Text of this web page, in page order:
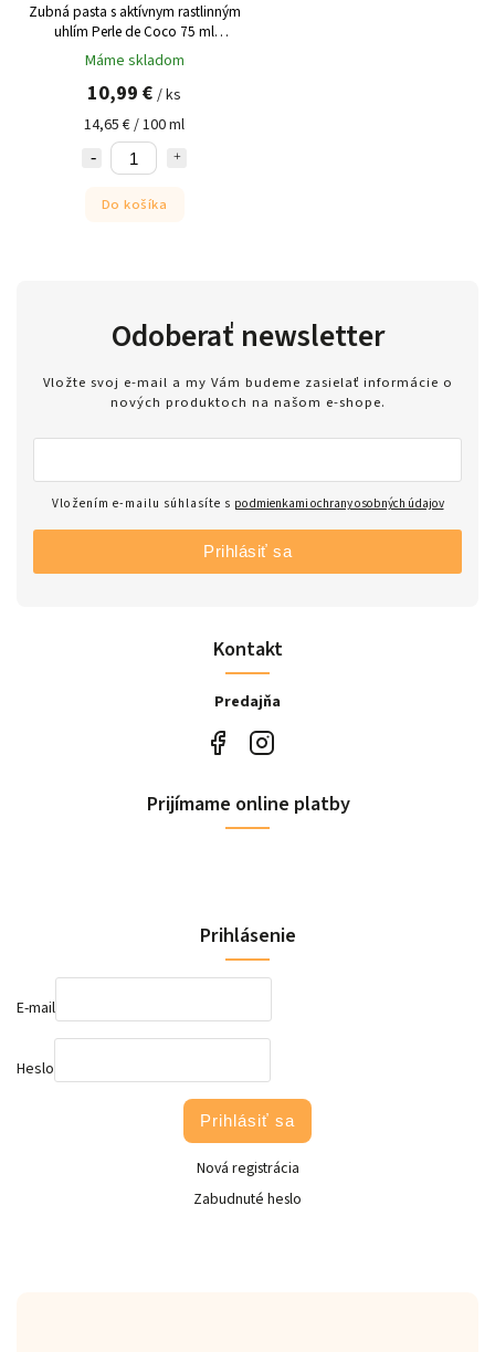
Zubná pasta s aktívnym rastlinným
uhlím Perle de Coco 75 ml
COMPTOIRS&COMPAGNIES
Máme skladom
10,99 € / ks
14,65 € / 100 ml
Do košíka
Kontakt
Predajňa
Odoberať newsletter
Vložte svoj e-mail a my Vám budeme zasielať informácie o
nových produktoch na našom e-shope.
Vložením e-mailu súhlasíte s podmienkami ochrany osobných údajov
Prihlásiť sa
Prijímame online platby
Prihlásenie
E-mail
Heslo
Prihlásiť sa
Nová registrácia
Zabudnuté heslo